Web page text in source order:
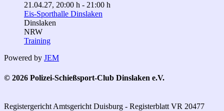
21.04.27, 20:00 h - 21:00 h
Eis-Sporthalle Dinslaken
Dinslaken
NRW
Training
Powered by JEM
© 2026 Polizei-Schießsport-Club Dinslaken e.V.
Registergericht Amtsgericht Duisburg - Registerblatt VR 20477